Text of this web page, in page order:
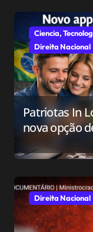
Ciencia,
Direita Nacional
Patriotas In
nova opção
conservador
Direita Nacional